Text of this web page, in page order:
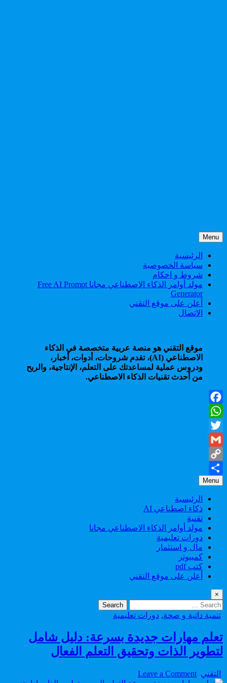
Skip
to
content
Menu
الرئيسية
سياسة الخصوصية
شروط و احكام
مولد أوامر الذكاء الاصطناعي مجانا Free AI Prompt
Generator
أعلن على موقع التقني
الاتصال
موقع التقني هو منصة عربية متخصصة في الذكاء
الاصطناعي (AI)، تقدم شروحات، أدوات، أخبار،
ودروس عملية لمساعدتك على التعلم، الإنتاجية، والربح
من أحدث تقنيات الذكاء الاصطناعي.
Facebook
WhatsApp
Twitter
Gmail
Copy
Link
Share
Menu
الرئيسية
ذكاء اصطناعي AI
تقنية
مولد أوامر الذكاء الاصطناعي مجانا
دورات تعليمية
مال و استثمار
كمبيوتر
كتب pdf
أعلن على موقع التقني
×
Search
for:
Posted
تنمية داتية و صحة, دورات تعليمية
تعلم مهارات جديدة بسرعة: دليل شامل
لتطوير الذات وتحقيق التعلم الفعال
Author:
التقني Leave a Comment
on